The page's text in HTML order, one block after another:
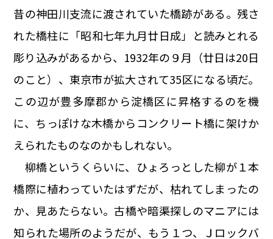
昔の神田川支流に渡されていた橋跡がある。残さ
れた橋柱に「昭和七年九月廿日成」と読みとれる
彫り込みがあるから、1932年の９月（廿日は20日
のこと）、東京市が拡大されて35区になる頃だ。
この辺が豊多摩郡から淀橋区に昇格するのを機
に、ちっぽけな木橋からコンクリート橋に架けか
えられたものなのかもしれない。
柳橋というくらいに、ひょろっとした柳が１本
橋際に植わっていたはずだが、枯れてしまったの
か、見あたらない。古橋や暗渠探しのマニアには
知られた場所のようだが、もう１つ、Ｊロックバ